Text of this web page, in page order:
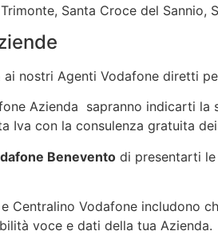
Santa Croce del
ai nostri Agenti Vodafone diretti
Azienda sapranno indicarti
Iva con la consulenza gratuita
Benevento di presentarti
Centralino Vodafone includono
voce e dati della tua Azienda.